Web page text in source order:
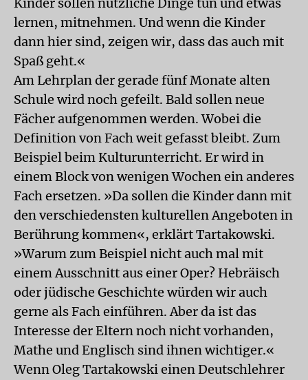
lernen, mitnehmen. Und wenn die Kinder
dann hier sind, zeigen wir, dass das auch mit
Spaß geht.«
Am Lehrplan der gerade fünf Monate alten
Schule wird noch gefeilt. Bald sollen neue
Fächer aufgenommen werden. Wobei die
Definition von Fach weit gefasst bleibt. Zum
Beispiel beim Kulturunterricht. Er wird in
einem Block von wenigen Wochen ein anderes
Fach ersetzen. »Da sollen die Kinder dann mit
den verschiedensten kulturellen Angeboten in
Berührung kommen«, erklärt Tartakowski.
»Warum zum Beispiel nicht auch mal mit
einem Ausschnitt aus einer Oper? Hebräisch
oder jüdische Geschichte würden wir auch
gerne als Fach einführen. Aber da ist das
Interesse der Eltern noch nicht vorhanden,
Mathe und Englisch sind ihnen wichtiger.«
Wenn Oleg Tartakowski einen Deutschlehrer